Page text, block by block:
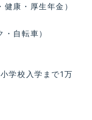
康・厚生年金）
自転車）
学校入学まで1万